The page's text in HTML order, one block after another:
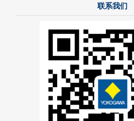
联系我们